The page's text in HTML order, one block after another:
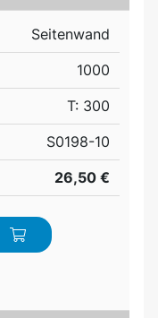
Seitenwand
1000
T: 300
S0198-10
26,50 €